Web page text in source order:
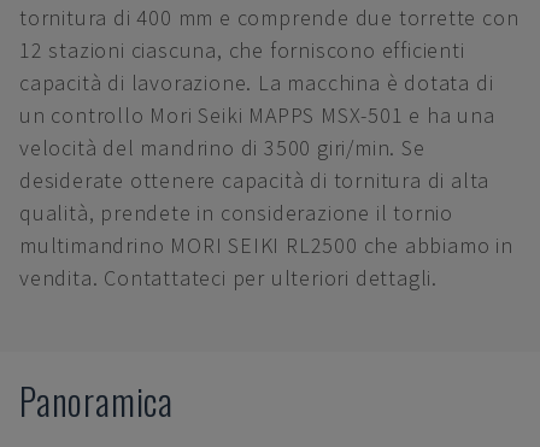
tornitura di 400 mm e comprende due torrette con
12 stazioni ciascuna, che forniscono efficienti
capacità di lavorazione. La macchina è dotata di
un controllo Mori Seiki MAPPS MSX-501 e ha una
velocità del mandrino di 3500 giri/min. Se
desiderate ottenere capacità di tornitura di alta
qualità, prendete in considerazione il tornio
multimandrino MORI SEIKI RL2500 che abbiamo in
vendita. Contattateci per ulteriori dettagli.
Panoramica